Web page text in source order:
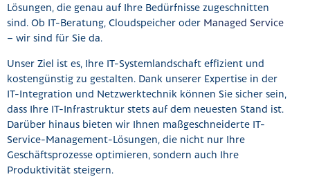
Lösungen, die genau auf Ihre Bedürfnisse zugeschnitten
sind. Ob IT-Beratung, Cloudspeicher oder Managed Service
– wir sind für Sie da.
Unser Ziel ist es, Ihre IT-Systemlandschaft effizient und
kostengünstig zu gestalten. Dank unserer Expertise in der
IT-Integration und Netzwerktechnik können Sie sicher sein,
dass Ihre IT-Infrastruktur stets auf dem neuesten Stand ist.
Darüber hinaus bieten wir Ihnen maßgeschneiderte IT-
Service-Management-Lösungen, die nicht nur Ihre
Geschäftsprozesse optimieren, sondern auch Ihre
Produktivität steigern.